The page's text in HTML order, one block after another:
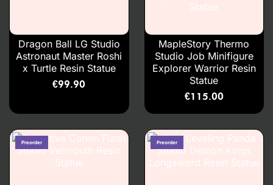
Dragon Ball LG Studio
Astronaut Master Roshi
x Turtle Resin Statue
€99.90
MapleStory Thermo
Studio Job Minifigure
Explorer Warrior Resin
Statue
€115.00